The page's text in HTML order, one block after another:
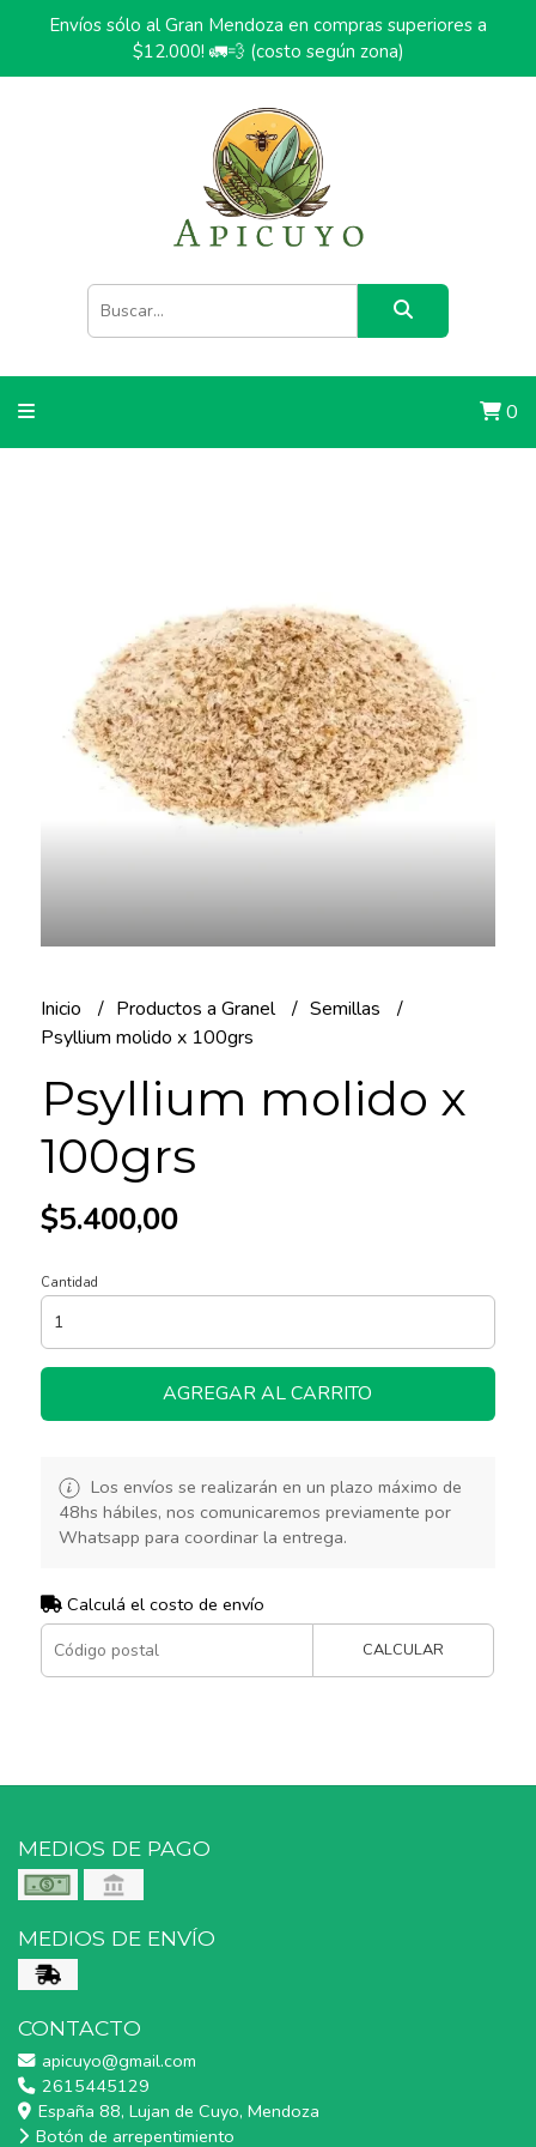
Envíos sólo al Gran Mendoza en compras superiores a
$12.000! 🚛💨 (costo según zona)
0
Inicio Productos a Granel
Semillas
Psyllium molido x 100grs
Psyllium molido x
100grs
$5.400,00
Cantidad
AGREGAR AL CARRITO
Los envíos se realizarán en un plazo máximo de
48hs hábiles, nos comunicaremos previamente por
Whatsapp para coordinar la entrega.
Calculá el costo de envío
CALCULAR
MEDIOS DE PAGO
MEDIOS DE ENVÍO
CONTACTO
apicuyo@gmail.com
2615445129
España 88, Lujan de Cuyo, Mendoza
Botón de arrepentimiento